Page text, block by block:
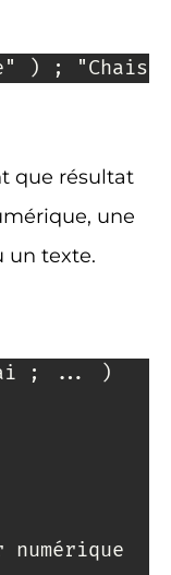
) ;
que résultat
une
un texte.
; ... )